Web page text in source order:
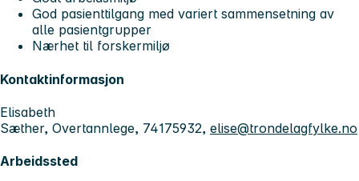
God pasienttilgang med variert sammensetning av
alle pasientgrupper
Nærhet til forskermiljø
Kontaktinformasjon
Elisabeth
Sæther, Overtannlege, 74175932, elise@trondelagfylke.no
Arbeidssted